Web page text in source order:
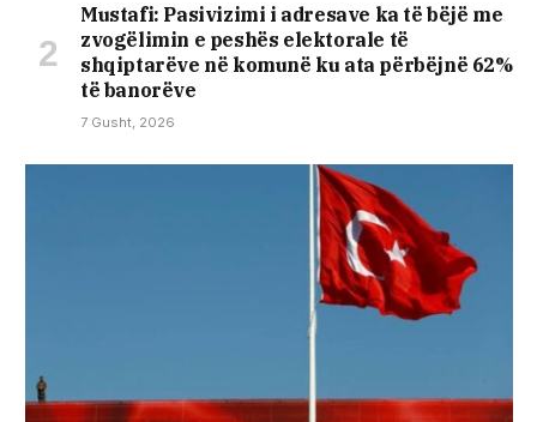
Mustafi: Pasivizimi i adresave ka të bëjë me
zvogëlimin e peshës elektorale të
shqiptarëve në komunë ku ata përbëjnë 62%
të banorëve
7 Gusht, 2026